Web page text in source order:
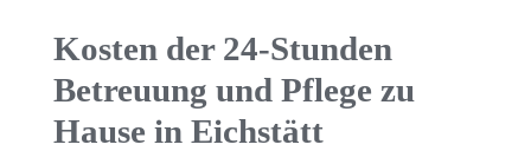
Kosten der 24-Stunden
Betreuung und Pflege zu
Hause in Eichstätt